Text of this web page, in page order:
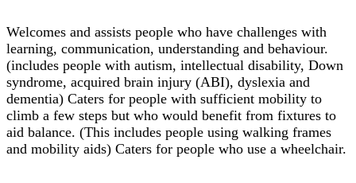
Welcomes and assists people who have challenges with
learning, communication, understanding and behaviour.
(includes people with autism, intellectual disability, Down
syndrome, acquired brain injury (ABI), dyslexia and
dementia) Caters for people with sufficient mobility to
climb a few steps but who would benefit from fixtures to
aid balance. (This includes people using walking frames
and mobility aids) Caters for people who use a wheelchair.